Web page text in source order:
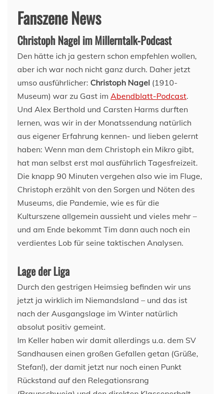
Fanszene News
Christoph Nagel im Millerntalk-Podcast
Den hätte ich ja gestern schon empfehlen wollen,
aber ich war noch nicht ganz durch. Daher jetzt
umso ausführlicher: Christoph Nagel (1910-
Museum) war zu Gast im Abendblatt-Podcast.
Und Alex Berthold und Carsten Harms durften
lernen, was wir in der Monatssendung natürlich
aus eigener Erfahrung kennen- und lieben gelernt
haben: Wenn man dem Christoph ein Mikro gibt,
hat man selbst erst mal ausführlich Tagesfreizeit.
Die knapp 90 Minuten vergehen also wie im Fluge,
Christoph erzählt von den Sorgen und Nöten des
Museums, die Pandemie, wie es für die
Kulturszene allgemein aussieht und vieles mehr –
und am Ende bekommt Tim dann auch noch ein
verdientes Lob für seine taktischen Analysen.
Lage der Liga
Durch den gestrigen Heimsieg befinden wir uns
jetzt ja wirklich im Niemandsland – und das ist
nach der Ausgangslage im Winter natürlich
absolut positiv gemeint.
Im Keller haben wir damit allerdings u.a. dem SV
Sandhausen einen großen Gefallen getan (Grüße,
Stefan!), der damit jetzt nur noch einen Punkt
Rückstand auf den Relegationsrang